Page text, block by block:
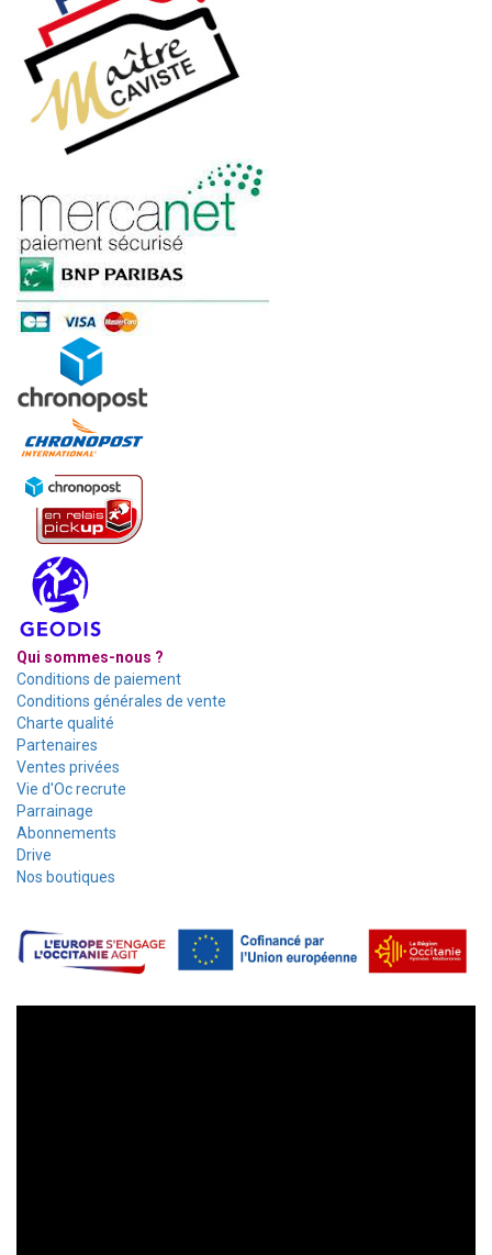
Qui sommes-nous ?
Conditions de paiement
Conditions générales de vente
Charte qualité
Partenaires
Ventes privées
Vie d'Oc recrute
Parrainage
Abonnements
Drive
Nos boutiques